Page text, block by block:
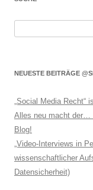
NEUESTE BEITRÄGE
„Social Media Recht“
Alles neu macht der…
Blog!
„Video-Interviews in
wissenschaftlicher
Datensicherheit)